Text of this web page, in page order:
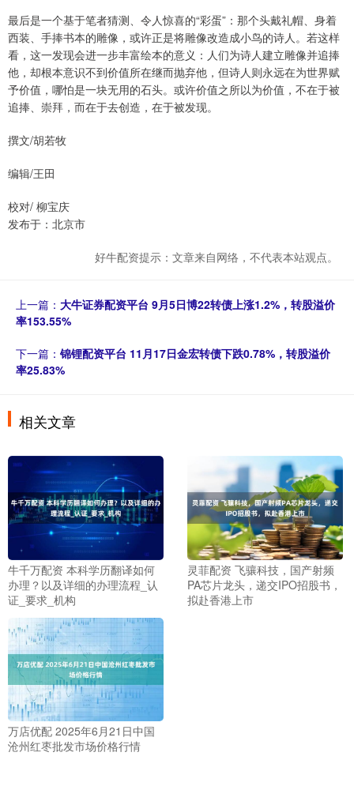
最后是一个基于笔者猜测、令人惊喜的“彩蛋”：那个头戴礼帽、身着
西装、手捧书本的雕像，或许正是将雕像改造成小鸟的诗人。若这样
看，这一发现会进一步丰富绘本的意义：人们为诗人建立雕像并追捧
他，却根本意识不到价值所在继而抛弃他，但诗人则永远在为世界赋
予价值，哪怕是一块无用的石头。或许价值之所以为价值，不在于被
追捧、崇拜，而在于去创造，在于被发现。
撰文/胡若牧
编辑/王田
校对/ 柳宝庆
发布于：北京市
好牛配资提示：文章来自网络，不代表本站观点。
上一篇： 大牛证券配资平台 9月5日博22转债上涨1.2%，转股溢价
率153.55%
下一篇： 锦锂配资平台 11月17日金宏转债下跌0.78%，转股溢价
率25.83%
相关文章
牛千万配资 本科学历翻译如何
办理？以及详细的办理流程_认
证_要求_机构
灵菲配资 飞骧科技，国产射频
PA芯片龙头，递交IPO招股书，
拟赴香港上市
万店优配 2025年6月21日中国
沧州红枣批发市场价格行情